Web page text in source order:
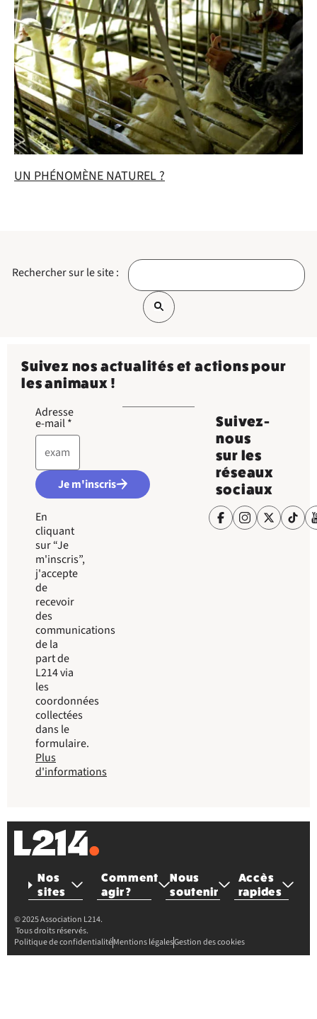
UN PHÉNOMÈNE NATUREL ?
Rechercher sur le site :
Suivez nos actualités et actions pour
les animaux !
Adresse
e-mail*
Je m'inscris
En
cliquant
sur “Je
m'inscris”,
j'accepte
de
recevoir
des
communications
de la
part de
L214 via
les
coordonnées
collectées
dans le
formulaire.
Plus
d'informations
Suivez-
nous
sur les
réseaux
sociaux
Nos
sites
Comment
agir ?
Nous
soutenir
Accès
rapides
© 2025 Association L214.
Tous droits réservés.
Politique de confidentialitéMentions légalesGestion des cookies